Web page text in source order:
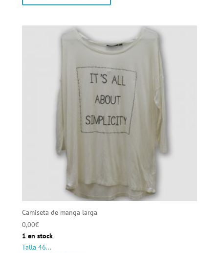
Camiseta de manga larga
0,00€
1 en stock
Talla 46...